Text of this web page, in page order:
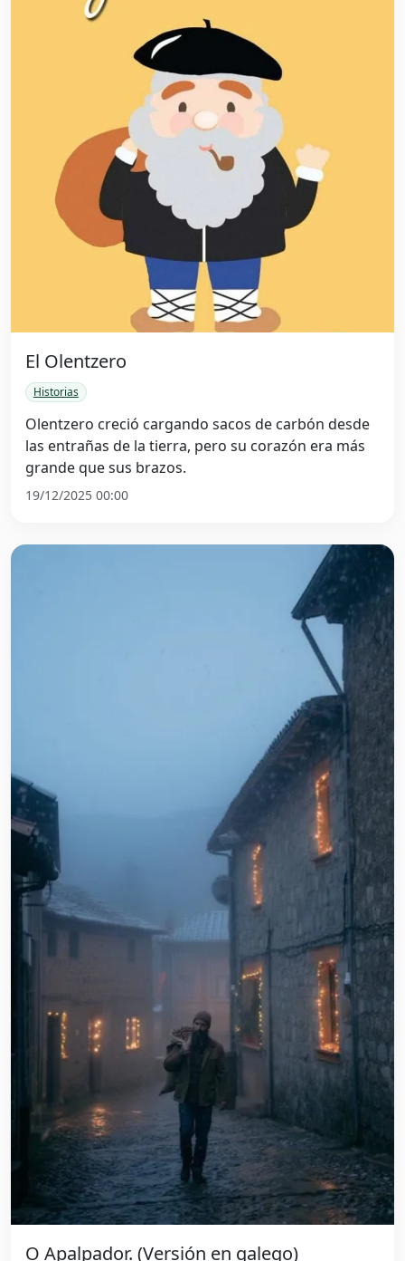
El Olentzero
Historias
Olentzero creció cargando sacos de carbón desde
las entrañas de la tierra, pero su corazón era más
grande que sus brazos.
19/12/2025 00:00
O Apalpador. (Versión en galego)